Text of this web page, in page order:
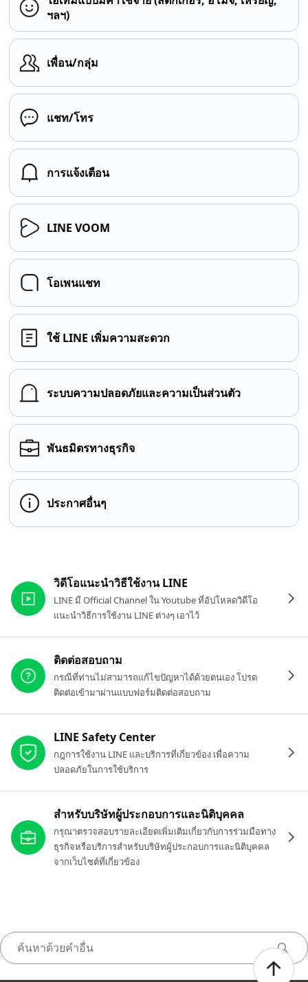
ฯลฯ)
เพื่อน/กลุ่ม
แชท/โทร
การแจ้งเตือน
LINE VOOM
โอเพนแชท
ใช้ LINE เพิ่มความสะดวก
ระบบความปลอดภัยและความเป็นส่วนตัว
พันธมิตรทางธุรกิจ
ประกาศอื่นๆ
วิดีโอแนะนำวิธีใช้งาน LINE
LINE มี Official Channel ใน Youtube ที่อัปโหลดวิดีโอ
แนะนำวิธีการใช้งาน LINE ต่างๆ เอาไว้
ติดต่อสอบถาม
กรณีที่ท่านไม่สามารถแก้ไขปัญหาได้ด้วยตนเอง โปรด
ติดต่อเข้ามาผ่านแบบฟอร์มติดต่อสอบถาม
LINE Safety Center
กฎการใช้งาน LINE และบริการที่เกี่ยวข้อง เพื่อความ
ปลอดภัยในการใช้บริการ
สำหรับบริษัทผู้ประกอบการและนิติบุคคล
กรุณาตรวจสอบรายละเอียดเพิ่มเติมเกี่ยวกับการร่วมมือทาง
ธุรกิจหรือบริการสำหรับบริษัทผู้ประกอบการและนิติบุคคล
จากเว็บไซต์ที่เกี่ยวข้อง